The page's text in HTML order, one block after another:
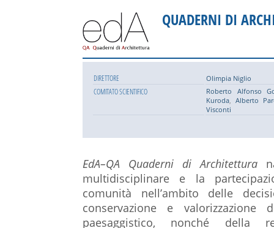
QUADERNI DI
DIRETTORE Olimpia Niglio
COMITATO SCIENTIFICO
Roberto Alfonso
Kuroda, Alberto
Visconti
EdA–QA Quaderni di Architettura
multidisciplinare e la
comunità nell’ambito delle
conservazione e
paesaggistico, nonché della